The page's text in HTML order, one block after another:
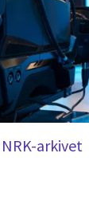
arkivet